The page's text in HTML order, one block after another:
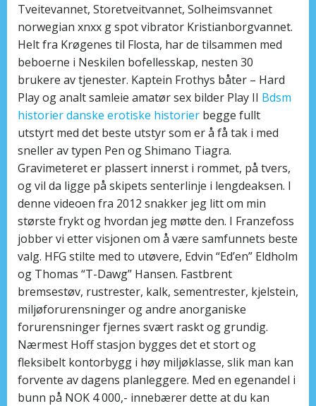
Tveitevannet, Storetveitvannet, Solheimsvannet
norwegian xnxx g spot vibrator Kristianborgvannet.
Helt fra Krøgenes til Flosta, har de tilsammen med
beboerne i Neskilen bofellesskap, nesten 30
brukere av tjenester. Kaptein Frothys båter – Hard
Play og analt samleie amatør sex bilder Play II Bdsm
historier danske erotiske historier begge fullt
utstyrt med det beste utstyr som er å få tak i med
sneller av typen Pen og Shimano Tiagra.
Gravimeteret er plassert innerst i rommet, på tvers,
og vil da ligge på skipets senterlinje i lengdeaksen. I
denne videoen fra 2012 snakker jeg litt om min
største frykt og hvordan jeg møtte den. I Franzefoss
jobber vi etter visjonen om å være samfunnets beste
valg. HFG stilte med to utøvere, Edvin “Ed’en” Eldholm
og Thomas “T-Dawg” Hansen. Fastbrent
bremsestøv, rustrester, kalk, sementrester, kjelstein,
miljøforurensninger og andre anorganiske
forurensninger fjernes svært raskt og grundig.
Nærmest Hoff stasjon bygges det et stort og
fleksibelt kontorbygg i høy miljøklasse, slik man kan
forvente av dagens planleggere. Med en egenandel i
bunn på NOK 4 000,- innebærer dette at du kan